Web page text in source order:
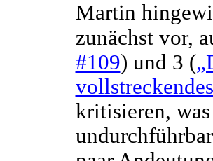
Martin
zunächst vor,
#109) und 3 (
kritisieren,